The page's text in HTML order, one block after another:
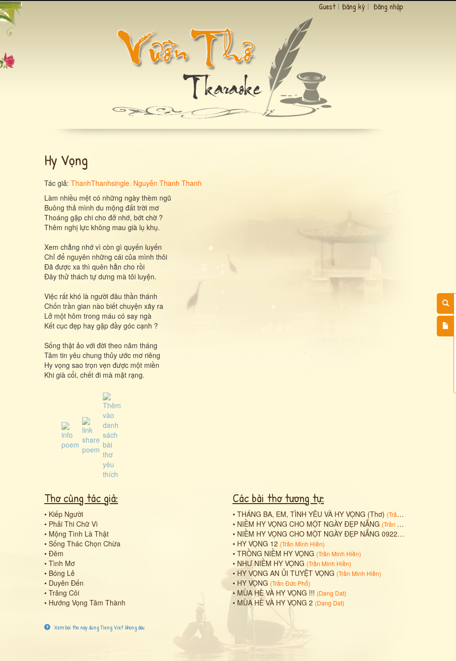
Guest | Đăng ký | Đăng nhập
Hy Vọng
Tác giả: ThanhThanhsingle. Nguyễn Thanh Thanh
Làm nhiều mệt có những ngày thèm ngũ
Buông thả mình du mộng đất trời mơ
Thoáng gặp chi cho đở nhớ, bớt chờ ?
Thêm nghị lực không mau già lụ khụ.
Xem chẳng nhớ vì còn gì quyến luyến
Chỉ để nguyên những cái của mình thôi
Đã được xa thì quên hẳn cho rồi
Đây thử thách tự dưng mà tôi luyện.
Việc rất khó là người đâu thần thánh
Chốn trần gian nào biết chuyện xãy ra
Lở một hôm trong máu có say ngà
Kết cục đẹp hay gặp đầy góc cạnh ?
Sống thật ảo với đời theo năm tháng
Tâm tin yêu chung thủy ước mơ riêng
Hy vọng sao trọn vẹn được một miền
Khi già cổi, chết đi mà mặt rạng.
Thơ cùng tác giả:
• Kiếp Người
• Phải Thi Chữ Vì
• Mộng Tình Là Thật
• Sống Thác Chọn Chừa
• Đêm
• Tình Mơ
• Bóng Lẻ
• Duyên Đến
• Trăng Côi
• Hướng Vọng Tâm Thành
Các bài thơ tương tự:
• THÁNG BA, EM, TÌNH YÊU VÀ HY VỌNG (Thơ) (Trần Minh Hiền
• NIỀM HY VỌNG CHO MỘT NGÀY ĐẸP NẮNG (Trần Minh Hiền
• NIỀM HY VỌNG CHO MỘT NGÀY ĐẸP NẮNG 09222022
• HY VỌNG 12 (Trần Minh Hiền)
• TRỒNG NIỀM HY VỌNG (Trần Minh Hiền)
• NHƯ NIỀM HY VỌNG (Trần Minh Hiền)
• HY VỌNG AN ỦI TUYỆT VỌNG (Trần Minh Hiền)
• HY VỌNG (Trần Đức Phổ)
• MÙA HÈ VÀ HY VỌNG !!! (Dang Dat)
• MÙA HÈ VÀ HY VỌNG 2 (Dang Dat)
Xem bai tho nay dung Tieng Viet khong dau